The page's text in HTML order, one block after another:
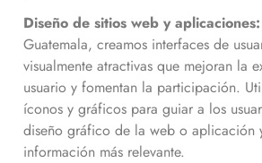
Diseño de sitios web y aplicaciones:
Guatemala, creamos interfaces de
visualmente atractivas que mejoran la
usuario y fomentan la participación.
íconos y gráficos para guiar a los
diseño gráfico de la web o aplicación
información más relevante.